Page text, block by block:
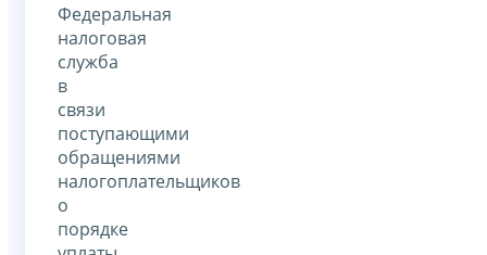
Федеральная
налоговая
служба
в
связи
поступающими
обращениями
налогоплательщиков
о
порядке